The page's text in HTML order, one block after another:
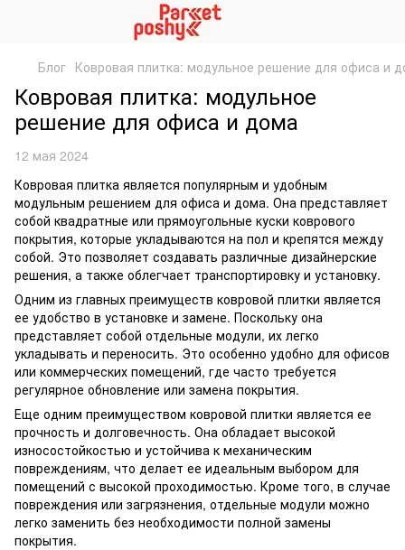
Блог Ковровая плитка: модульное решение для офиса и
Ковровая плитка: модульное
решение для офиса и дома
12 мая 2024
Ковровая плитка является популярным и удобным
модульным решением для офиса и дома. Она представляет
собой квадратные или прямоугольные куски коврового
покрытия, которые укладываются на пол и крепятся между
собой. Это позволяет создавать различные дизайнерские
решения, а также облегчает транспортировку и установку.
Одним из главных преимуществ ковровой плитки является
ее удобство в установке и замене. Поскольку она
представляет собой отдельные модули, их легко
укладывать и переносить. Это особенно удобно для офисов
или коммерческих помещений, где часто требуется
регулярное обновление или замена покрытия.
Еще одним преимуществом ковровой плитки является ее
прочность и долговечность. Она обладает высокой
износостойкостью и устойчива к механическим
повреждениям, что делает ее идеальным выбором для
помещений с высокой проходимостью. Кроме того, в случае
повреждения или загрязнения, отдельные модули можно
легко заменить без необходимости полной замены
покрытия.